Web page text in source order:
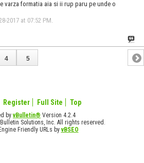
varza formatia aia si ii rup paru pe unde o
2017 at 07:52 PM.
4 5
Register Full Site Top
byvBulletin® Version 4.2.4
Solutions, Inc. All rights reserved.
Friendly URLs byvBSEO